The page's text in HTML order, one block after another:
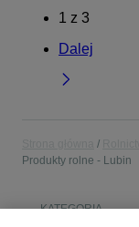
1 z 3
Dalej
Produkty rolne - Lubin
KATEGORIA